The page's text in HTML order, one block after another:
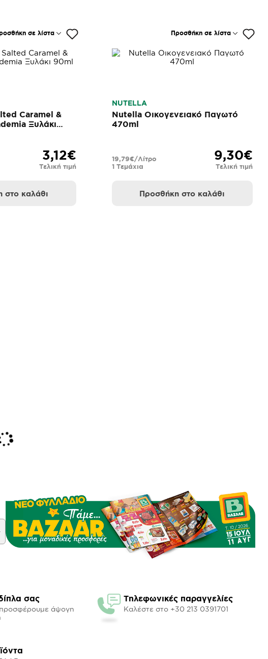
σε λίστα
Caramel &
Ξυλάκι
3,12€
Τελική τιμή
στο καλάθι
Προσθήκη σε λίστα
NUTELLA
Nutella Οικογενειακό Παγωτό
470ml
9,30€
Τελική τιμή
1 Τεμάχια
19,79€/Λίτρο
Προσθήκη στο καλάθι
σας
άψογη
Τηλεφωνικές παραγγελίες
Καλέστε στο +30 213 0391701